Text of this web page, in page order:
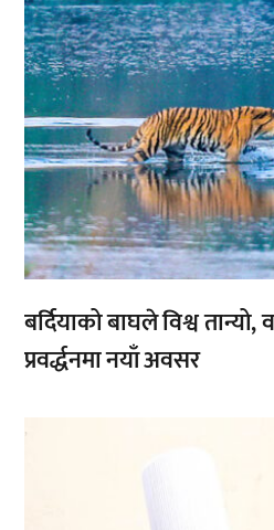
बर्दियाको बाघले विश्व तान्यो,
प्रवर्द्धनमा नयाँ अवसर
,